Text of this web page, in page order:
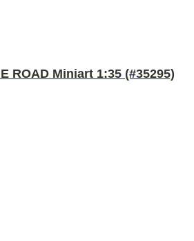
ROAD Miniart 1:35 (#35295)